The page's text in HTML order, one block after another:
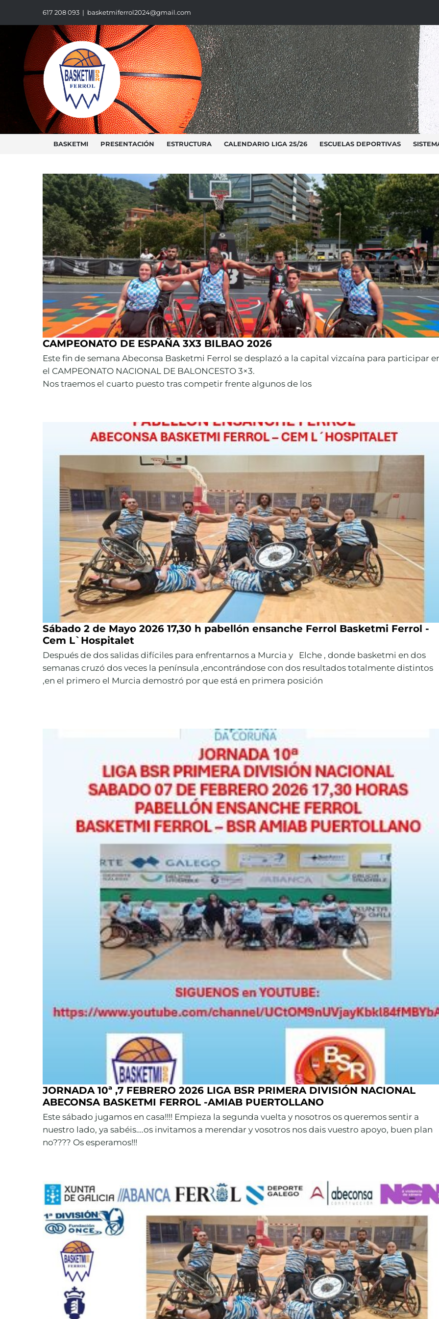
contenido
617 208 093 | basketmiferrol2024@gmail.com
BASKETMI PRESENTACIÓN ESTRUCTURA CALENDARIO LIGA 25/26 ESCUELAS DEPORTIVAS
CAMPEONATO DE ESPAÑA 3X3 BILBAO 2026
Este fin de semana Abeconsa Basketmi Ferrol se desplazó a la capital vizcaína para participar
el CAMPEONATO NACIONAL DE BALONCESTO 3×3.
Nos traemos el cuarto puesto tras competir frente algunos de los
Sábado 2 de Mayo 2026 17,30 h pabellón ensanche Ferrol Basketmi Ferrol -
Cem L`Hospitalet
Después de dos salidas difíciles para enfrentarnos a Murcia y Elche , donde basketmi en dos
semanas cruzó dos veces la península ,encontrándose con dos resultados totalmente distintos
,en el primero el Murcia demostró por que está en primera posición
JORNADA 10ª ,7 FEBRERO 2026 LIGA BSR PRIMERA DIVISIÓN NACIONAL
ABECONSA BASKETMI FERROL -AMIAB PUERTOLLANO
Este sábado jugamos en casa!!!! Empieza la segunda vuelta y nosotros os queremos sentir a
nuestro lado, ya sabéis….os invitamos a merendar y vosotros nos dais vuestro apoyo, buen plan
no???? Os esperamos!!!